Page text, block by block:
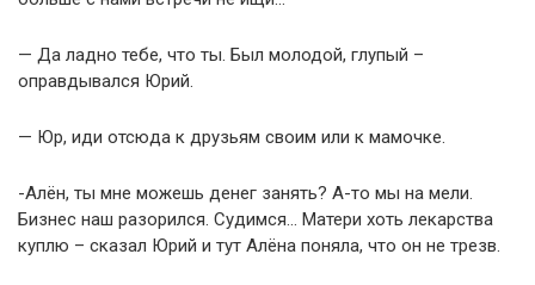
— Да ладно тебе, что ты. Был молодой, глупый –
оправдывался Юрий.
— Юр, иди отсюда к друзьям своим или к мамочке.
-Алён, ты мне можешь денег занять? А-то мы на мели.
Бизнес наш разорился. Судимся… Матери хоть лекарства
куплю – сказал Юрий и тут Алёна поняла, что он не трезв.